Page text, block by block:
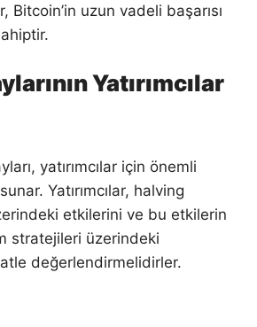
Bitcoin’in uzun vadeli başarısı
Yatırımcılar
yatırımcılar için önemli
Yatırımcılar, halving
etkilerini ve bu etkilerin
stratejileri üzerindeki
değerlendirmelidirler.